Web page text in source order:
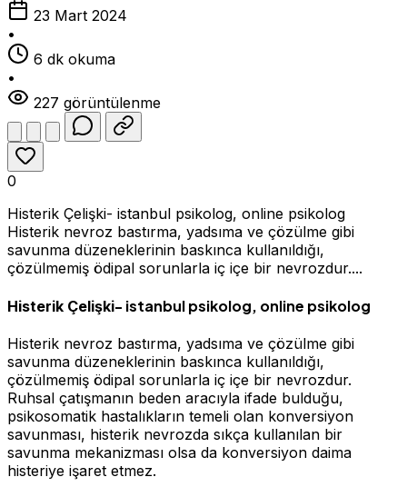
23 Mart 2024
•
6 dk okuma
•
227 görüntülenme
0
Histerik Çelişki- istanbul psikolog, online psikolog
Histerik nevroz bastırma, yadsıma ve çözülme gibi
savunma düzeneklerinin baskınca kullanıldığı,
çözülmemiş ödipal sorunlarla iç içe bir nevrozdur....
Histerik Çelişki- istanbul psikolog, online psikolog
Histerik nevroz bastırma, yadsıma ve çözülme gibi
savunma düzeneklerinin baskınca kullanıldığı,
çözülmemiş ödipal sorunlarla iç içe bir nevrozdur.
Ruhsal çatışmanın beden aracıyla ifade bulduğu,
psikosomatik hastalıkların temeli olan konversiyon
savunması, histerik nevrozda sıkça kullanılan bir
savunma mekanizması olsa da konversiyon daima
histeriye işaret etmez.